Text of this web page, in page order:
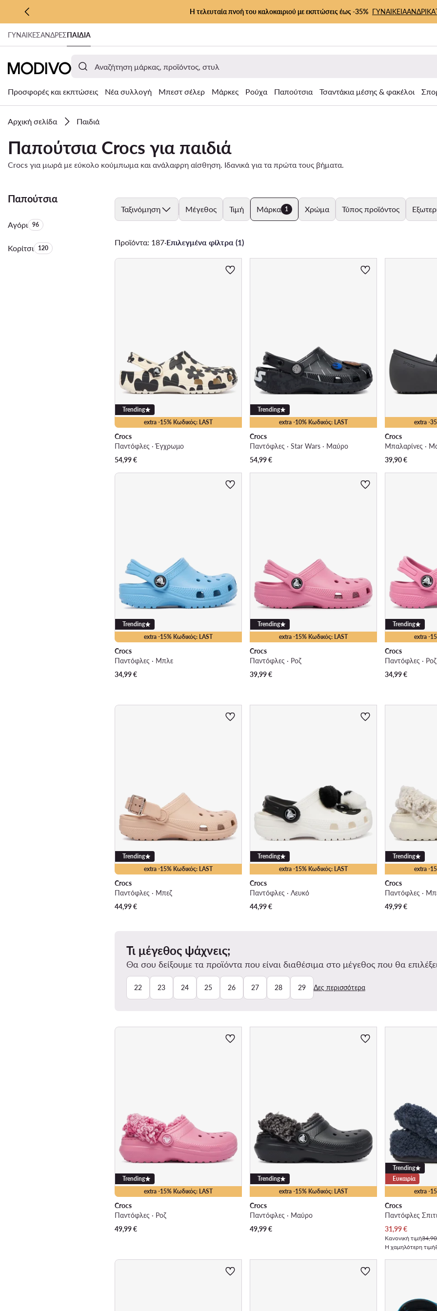
ΜΕΤΆΒΑΣΗ ΣΤΟ ΚΎΡΙΟ ΠΕΡΙΕΧΌΜΕΝΟ
ΜΕΤΆΒΑΣΗ ΣΤΗΝ ΑΝΑΖΉΤΗΣΗ
Η τελευταία πνοή του καλοκαιριού με εκπτώσεις έως -35% ΓΥΝΑΙΚΕΙΑΑΝΔΡΙΚΑ
ΓΥΝΑΊΚΕΣΑΝΔΡΕΣΠΑΙΔΙΑ
Προσφορές και εκπτώσεις Νέα συλλογή Μπεστ σέλερ Μάρκες Ρούχα Παπούτσια Τσαντάκια μέσης & φακέλοι
Αρχική σελίδα Παιδιά
Παπούτσια Crocs για παιδιά
Crocs για μωρά με εύκολο κούμπωμα και ανάλαφρη αίσθηση. Ιδανικά για τα πρώτα τους βήματα.
Παπούτσια
ΑγόριΑριθμός προϊόντων:
96
ΚορίτσιΑριθμός προϊόντων:
120
Ταξινόμηση Μέγεθος Τιμή Μάρκα 1 Χρώμα Τύπος προϊόντος
Προϊόντα: 187·Επιλεγμένα φίλτρα (1)
extra -15% Κωδικός: LAST
Trending
Crocs
Παντόφλες · Έγχρωμο
54,99€
extra -10% Κωδικός: LAST
Trending
Crocs
Παντόφλες · Star Wars · Μαύρο
54,99€
extra -
Crocs
Μπαλαρίνες ·
39,90€
extra -15% Κωδικός: LAST
Trending
Crocs
Παντόφλες · Μπλε
34,99€
extra -15% Κωδικός: LAST
Trending
Crocs
Παντόφλες · Ροζ
39,99€
extra -
Trending
Crocs
Παντόφλες · Ροζ
34,99€
extra -15% Κωδικός: LAST
Trending
Crocs
Παντόφλες · Μπεζ
44,99€
extra -15% Κωδικός: LAST
Trending
Crocs
Παντόφλες · Λευκό
44,99€
extra -
Trending
Crocs
Παντόφλες ·
49,99€
Τι μέγεθος ψάχνεις;
Θα σου δείξουμε τα προϊόντα που είναι διαθέσιμα στο μέγεθος που θα
22 23 24 25 26 27 28 29 Δες περισσότερα
extra -15% Κωδικός: LAST
Trending
Crocs
Παντόφλες · Ροζ
49,99€
extra -15% Κωδικός: LAST
Trending
Crocs
Παντόφλες · Μαύρο
49,99€
extra -
Trending
Ευκαιρία
Crocs
Παντόφλες
Τρέχουσα τιμή
31,99€
Κανονική τιμή
Η χαμηλότερη τιμή